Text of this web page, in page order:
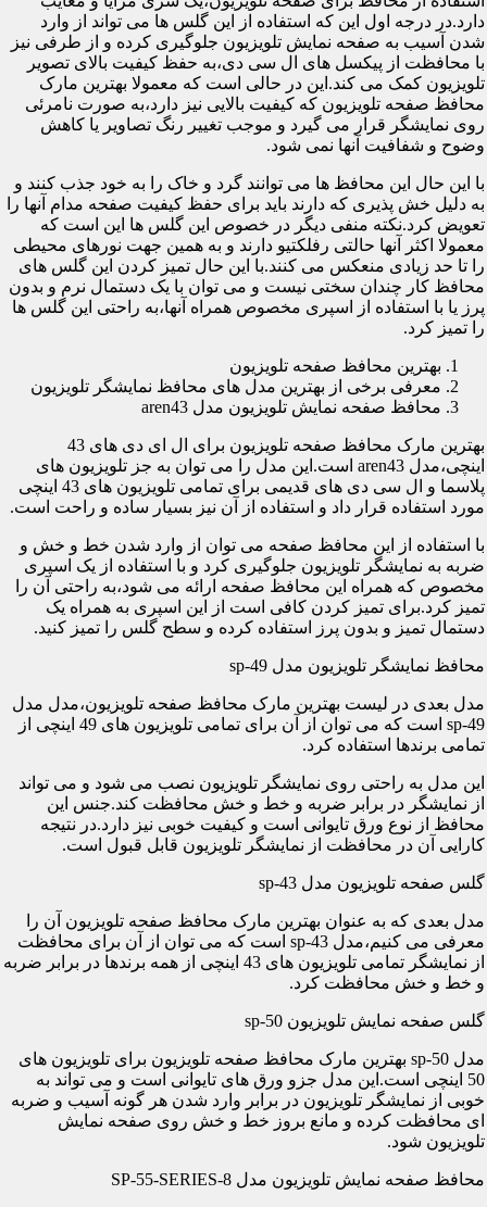
دارد.در درجه اول این که استفاده از این گلس ها می تواند از وارد
شدن آسیب به صفحه نمایش تلویزیون جلوگیری کرده و از طرفی نیز
با محافظت از پیکسل های ال سی دی،به حفظ کیفیت بالای تصویر
تلویزیون کمک می کند.این در حالی است که معمولا بهترین مارک
محافظ صفحه تلویزیون که کیفیت بالایی نیز دارد،به صورت نامرئی
روی نمایشگر قرار می گیرد و موجب تغییر رنگ تصاویر یا کاهش
وضوح و شفافیت آنها نمی شود.
با این حال این محافظ ها می توانند گرد و خاک را به خود جذب کنند و
به دلیل خش پذیری که دارند باید برای حفظ کیفیت صفحه مدام آنها را
تعویض کرد.نکته منفی دیگر در خصوص این گلس ها این است که
معمولا اکثر آنها حالتی رفلکتیو دارند و به همین جهت نورهای محیطی
را تا حد زیادی منعکس می کنند.با این حال تمیز کردن این گلس های
محافظ کار چندان سختی نیست و می توان با یک دستمال نرم و بدون
پرز یا با استفاده از اسپری مخصوص همراه آنها،به راحتی این گلس ها
را تمیز کرد.
بهترین محافظ صفحه تلویزیون
معرفی برخی از بهترین مدل های محافظ نمایشگر تلویزیون
محافظ صفحه نمایش تلویزیون مدل aren43
بهترین مارک محافظ صفحه تلویزیون برای ال ای دی های 43
اینچی،مدل aren43 است.این مدل را می توان به جز تلویزیون های
پلاسما و ال سی دی های قدیمی برای تمامی تلویزیون های 43 اینچی
مورد استفاده قرار داد و استفاده از آن نیز بسیار ساده و راحت است.
با استفاده از این محافظ صفحه می توان از وارد شدن خط و خش و
ضربه به نمایشگر تلویزیون جلوگیری کرد و با استفاده از یک اسپری
مخصوص که همراه این محافظ صفحه ارائه می شود،به راحتی آن را
تمیز کرد.برای تمیز کردن کافی است از این اسپری به همراه یک
دستمال تمیز و بدون پرز استفاده کرده و سطح گلس را تمیز کنید.
محافظ نمایشگر تلویزیون مدل sp-49
مدل بعدی در لیست بهترین مارک محافظ صفحه تلویزیون،مدل مدل
sp-49 است که می توان از آن برای تمامی تلویزیون های 49 اینچی از
تمامی برندها استفاده کرد.
این مدل به راحتی روی نمایشگر تلویزیون نصب می شود و می تواند
از نمایشگر در برابر ضربه و خط و خش محافظت کند.جنس این
محافظ از نوع ورق تایوانی است و کیفیت خوبی نیز دارد.در نتیجه
کارایی آن در محافظت از نمایشگر تلویزیون قابل قبول است.
گلس صفحه تلویزیون مدل sp-43
مدل بعدی که به عنوان بهترین مارک محافظ صفحه تلویزیون آن را
معرفی می کنیم،مدل sp-43 است که می توان از آن برای محافظت
از نمایشگر تمامی تلویزیون های 43 اینچی از همه برندها در برابر ضربه
و خط و خش محافظت کرد.
گلس صفحه نمایش تلویزیون sp-50
مدل sp-50 بهترین مارک محافظ صفحه تلویزیون برای تلویزیون های
50 اینچی است.این مدل جزو ورق های تایوانی است و می تواند به
خوبی از نمایشگر تلویزیون در برابر وارد شدن هر گونه آسیب و ضربه
ای محافظت کرده و مانع بروز خط و خش روی صفحه نمایش
تلویزیون شود.
محافظ صفحه نمایش تلویزیون مدل SP-55-SERIES-8